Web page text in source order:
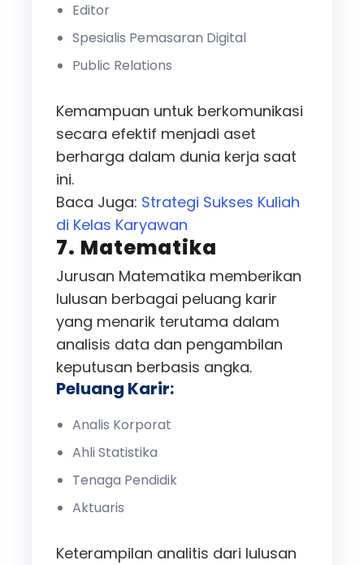
Editor
Spesialis Pemasaran Digital
Public Relations
Kemampuan untuk berkomunikasi
secara efektif menjadi aset
berharga dalam dunia kerja saat
ini.
Baca Juga: Strategi Sukses Kuliah
di Kelas Karyawan
7. Matematika
Jurusan Matematika memberikan
lulusan berbagai peluang karir
yang menarik terutama dalam
analisis data dan pengambilan
keputusan berbasis angka.
Peluang Karir:
Analis Korporat
Ahli Statistika
Tenaga Pendidik
Aktuaris
Keterampilan analitis dari lulusan